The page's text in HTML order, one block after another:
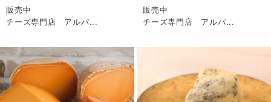
販売中
チーズ専門店 アルパ...
販売中
チーズ専門店 アルパ...